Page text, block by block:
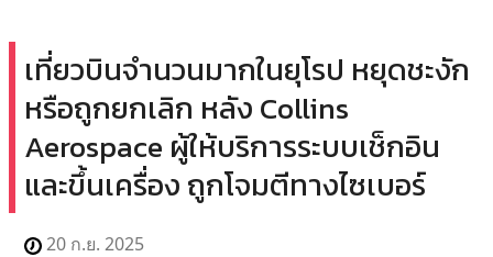
เที่ยวบินจำนวนมากในยุโรป หยุดชะงัก
หรือถูกยกเลิก หลัง Collins
Aerospace ผู้ให้บริการระบบเช็กอิน
และขึ้นเครื่อง ถูกโจมตีทางไซเบอร์
20 ก.ย. 2025